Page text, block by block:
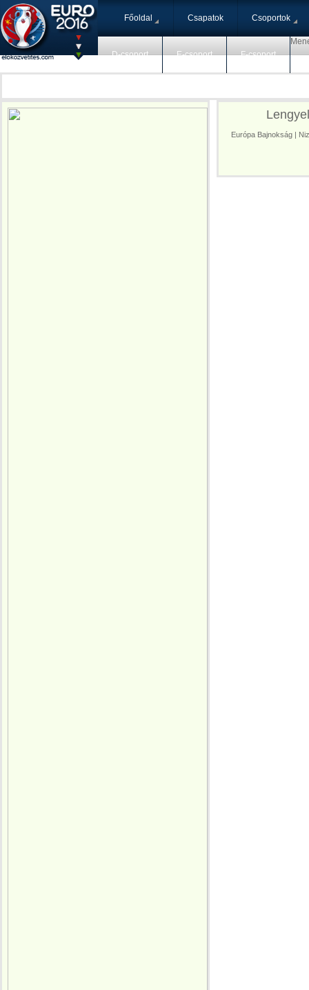
Főoldal Csapatok Csoportok
D-csoport E-csoport F-csoport
Európa Bajnokság |